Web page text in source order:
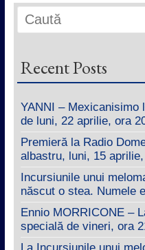
Recent Posts
YANNI – Mexicanisimo
de luni, 22 aprilie, ora
Premieră la Radio
albastru, luni, 15
Incursiunile unui
născut o stea. Numele
Ennio MORRICONE –
specială de vineri, ora
La Incursiunile unui